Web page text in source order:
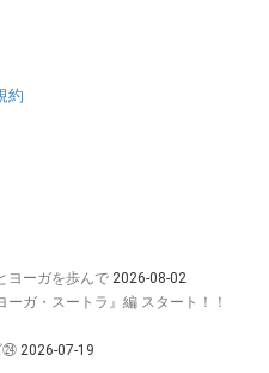
約
ヨーガを歩んで 2026-08-02
ガ・スートラ』編 スタート！！
㉔ 2026-07-19